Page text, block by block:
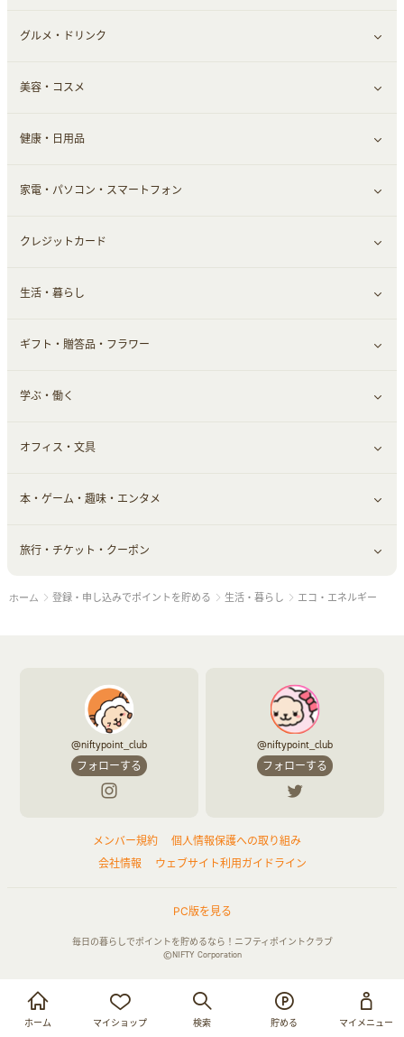
お買い物・サービス利用で貯める
ログイン
ホーム マイショップ 検索 貯める マイメニュー
総合通販
デパート・スーパー
すべて見る
ファッション
インナー・下着
靴・フットウェア
小物・かばん
スーツ・フォーマル
グルメ・ドリンク
すべて見る
グルメ
ドリンク
お酒
食材宅配
美容・コスメ
すべて見る
スキンケア
メイクアップ
ヘアケア
メンズ美容
美容・ダイエット用品
脱毛用品
美容食品
健康・日用品
すべて見る
健康食品｜青汁・飲料
健康食品｜乳酸菌・ケフィア
健康食品｜その他
スポーツ・フィットネス
日用品・薬局・からだ
家電・パソコン・スマートフォン
すべて見る
家電・パソコン・ソフトウェア
スマホ・携帯電話・SIM
クレジットカード
すべて見る
クレジットカード
生活・暮らし
すべて見る
車情報・カーシェア・レンタル
お役立ち
生活雑貨・家具インテリア
赤ちゃん・こども・マタニティ
ペット
ギフト・贈答品・フラワー
すべて見る
ギフト・贈答品
フラワー
学ぶ・働く
すべて見る
習い事・学習・学校
オフィス・文具
すべて見る
オフィス・文具
本・ゲーム・趣味・エンタメ
すべて見る
ゲーム・趣味
旅行・チケット・クーポン
すべて見る
チケット・クーポン・チラシ
ホーム 登録・申し込みでポイントを貯める 生活・暮らし エコ・エネルギー
@niftypoint_club
フォローする
@niftypoint_club
フォローする
メンバー規約
個人情報保護への取り組み
会社情報
ウェブサイト利用ガイドライン
PC版を見る
毎日の暮らしでポイントを貯めるなら！ニフティポイントクラブ
©NIFTY Corporation